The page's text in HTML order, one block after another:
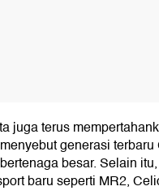
juga terus
generasi
besar. Selain
baru seperti MR2,